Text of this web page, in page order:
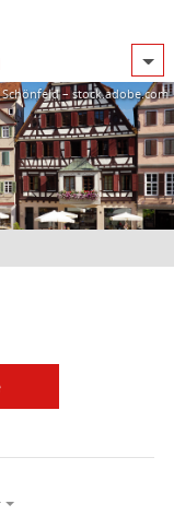
– stock.adobe.com